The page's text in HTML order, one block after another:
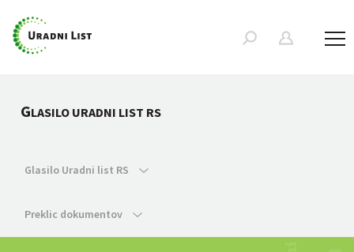
GLASILO URADNI LIST RS
Glasilo Uradni list RS
Preklic dokumentov